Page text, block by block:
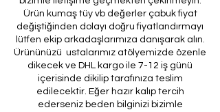
Ürün kumaş tüy vb değerler çabuk fiyat
değiştiğinden dolayı doğru fiyatlandırmayı
lütfen ekip arkadaşlarımıza danışarak alın.
Ürününüzü ustalarımız atölyemizde özenle
dikecek ve DHL kargo ile 7-12 iş günü
içerisinde dikilip tarafınıza teslim
edilecektir. Eğer hazır kalıp tercih
ederseniz beden bilginizi bizimle